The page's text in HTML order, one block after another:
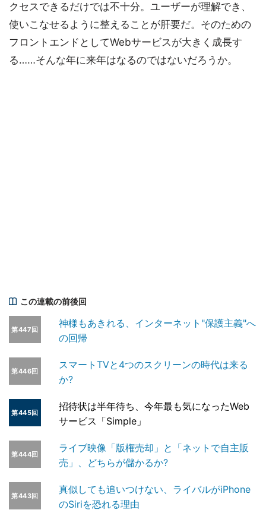
クセスできるだけでは不十分。ユーザーが理解でき、
使いこなせるように整えることが肝要だ。そのための
フロントエンドとしてWebサービスが大きく成長す
る……そんな年に来年はなるのではないだろうか。
この連載の前後回
第447回
神様もあきれる、インターネット"保護主義"へ
の回帰
第446回
スマートTVと4つのスクリーンの時代は来る
か?
第445回
招待状は半年待ち、今年最も気になったWeb
サービス「Simple」
第444回
ライブ映像「版権売却」と「ネットで自主販
売」、どちらが儲かるか?
第443回
真似しても追いつけない、ライバルがiPhone
のSiriを恐れる理由